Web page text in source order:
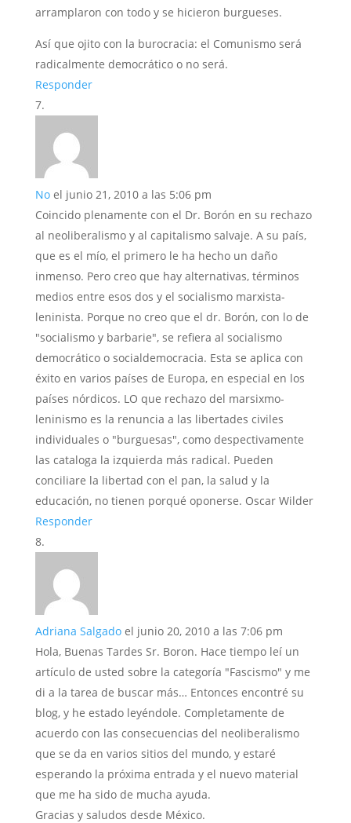
arramplaron con todo y se hicieron burgueses.
Así que ojito con la burocracia: el Comunismo será
radicalmente democrático o no será.
Responder
No el junio 21, 2010 a las 5:06 pm
Coincido plenamente con el Dr. Borón en su rechazo
al neoliberalismo y al capitalismo salvaje. A su país,
que es el mío, el primero le ha hecho un daño
inmenso. Pero creo que hay alternativas, términos
medios entre esos dos y el socialismo marxista-
leninista. Porque no creo que el dr. Borón, con lo de
"socialismo y barbarie", se refiera al socialismo
democrático o socialdemocracia. Esta se aplica con
éxito en varios países de Europa, en especial en los
países nórdicos. LO que rechazo del marsixmo-
leninismo es la renuncia a las libertades civiles
individuales o "burguesas", como despectivamente
las cataloga la izquierda más radical. Pueden
conciliare la libertad con el pan, la salud y la
educación, no tienen porqué oponerse. Oscar Wilder
Responder
Adriana Salgado el junio 20, 2010 a las 7:06 pm
Hola, Buenas Tardes Sr. Boron. Hace tiempo leí un
artículo de usted sobre la categoría "Fascismo" y me
di a la tarea de buscar más… Entonces encontré su
blog, y he estado leyéndole. Completamente de
acuerdo con las consecuencias del neoliberalismo
que se da en varios sitios del mundo, y estaré
esperando la próxima entrada y el nuevo material
que me ha sido de mucha ayuda.
Gracias y saludos desde México.